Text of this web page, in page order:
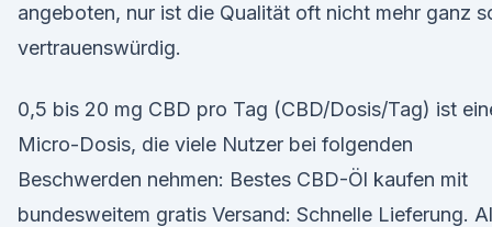
angeboten, nur ist die Qualität oft nicht mehr ganz
vertrauenswürdig.
0,5 bis 20 mg CBD pro Tag (CBD/Dosis/Tag) ist
Micro-Dosis, die viele Nutzer bei folgenden
Beschwerden nehmen: Bestes CBD-Öl kaufen mit
bundesweitem gratis Versand: Schnelle Lieferung.